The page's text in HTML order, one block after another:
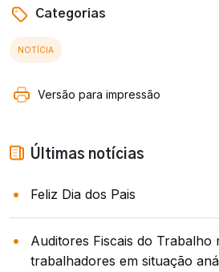
Categorias
NOTÍCIA
Versão para impressão
Últimas notícias
Feliz Dia dos Pais
Auditores Fiscais do Trabalho
trabalhadores em situação